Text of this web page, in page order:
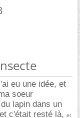
eu une idée, et
soeur
lapin dans un
c'était resté là, et